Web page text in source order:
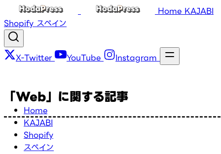
Home KAJABI
Shopify スペイン
X-Twitter YouTube Instagram
Home
KAJABI
Shopify
スペイン
「Web」に関する記事